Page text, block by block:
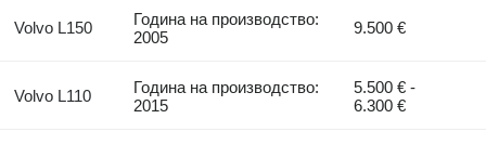
Volvo L150
Година на производство:
2005
9.500 €
Volvo L110
Година на производство:
2015
5.500 € -
6.300 €